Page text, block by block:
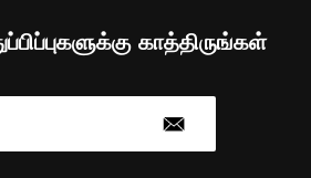
காத்திருங்கள்